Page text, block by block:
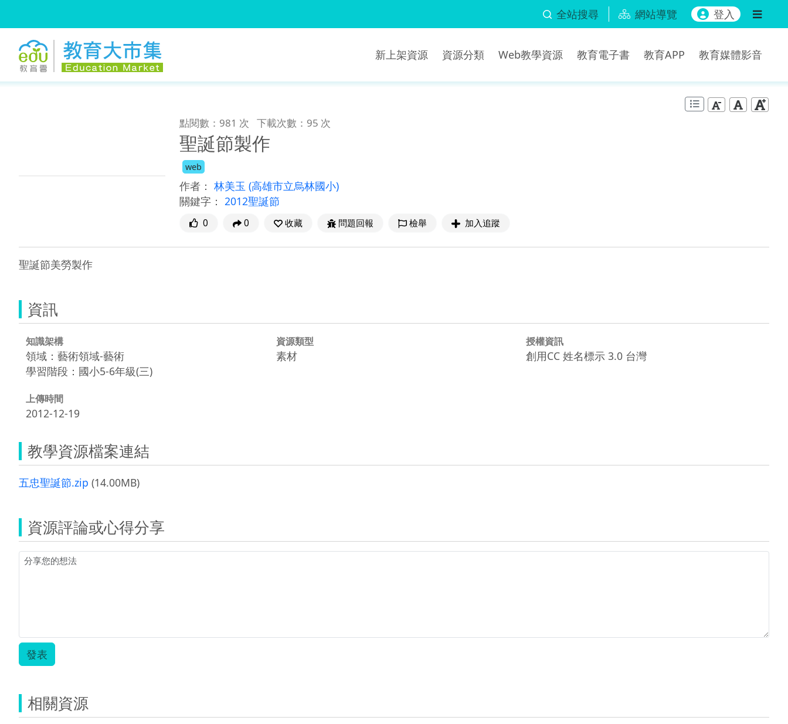
全站搜尋 網站導覽 登入
新上架資源 資源分類 Web教學資源 教育電子書 教育APP 教育媒體影音
點閱數：981 次 下載次數：95 次
聖誕節製作
web
作者： 林美玉 (高雄市立烏林國小)
關鍵字： 2012聖誕節
0 0 收藏 問題回報 檢舉 加入追蹤
聖誕節美勞製作
資訊
知識架構
領域：藝術領域-藝術
學習階段：國小5-6年級(三)
資源類型
素材
授權資訊
創用CC 姓名標示 3.0 台灣
上傳時間
2012-12-19
教學資源檔案連結
五忠聖誕節.zip (14.00MB)
資源評論或心得分享
發表
相關資源